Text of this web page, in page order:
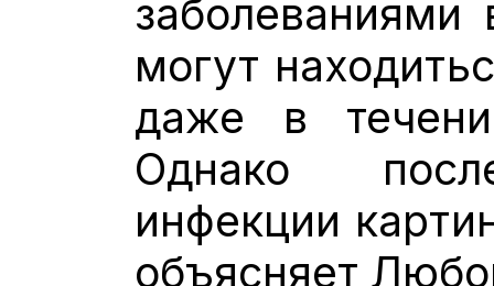
могут
даже в
Однако
инфекции
объясняет